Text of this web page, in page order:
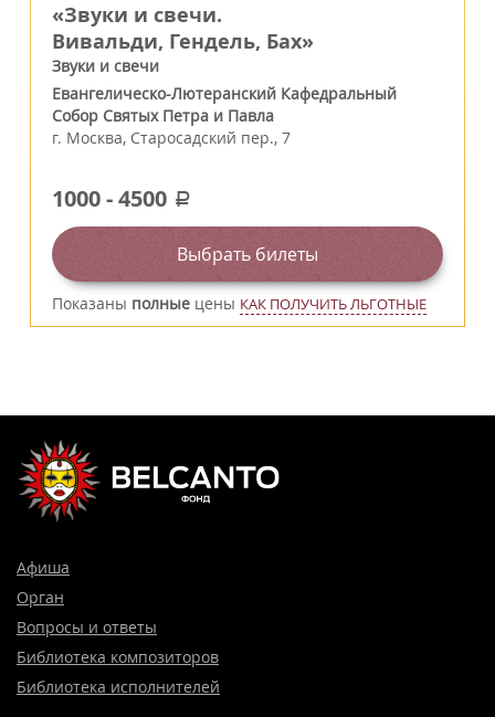
«Звуки и свечи.
Вивальди, Гендель, Бах»
Звуки и свечи
Евангелическо-Лютеранский Кафедральный
Собор Святых Петра и Павла
г. Москва, Старосадский пер., 7
1000-4500 a
Выбрать билеты
Показаны полные цены КАК ПОЛУЧИТЬ ЛЬГОТНЫЕ
Афиша
Орган
Вопросы и ответы
Библиотека композиторов
Библиотека исполнителей